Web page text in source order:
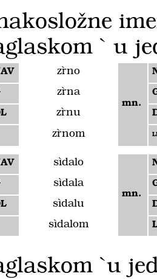
` u
zȑno
mn.
zȑna
zȑnu
zȑnom
sìdalo
mn.
sìdala
sìdalu
sìdalom
`u